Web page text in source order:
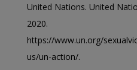
United Nations. United
2020.
https://www.un.org/
us/un-action/.